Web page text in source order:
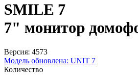
SMILE 7
7" монитор
Версия: 4573
Модель обновлена: UNIT 7
Количество